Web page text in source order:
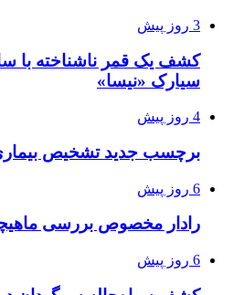
3 روز پیش
کشف یک قمر ناشناخته با
سیارک «نیسا»
4 روز پیش
برچسب جدید تشخیص
6 روز پیش
رادار مخصوص بررسی
6 روز پیش